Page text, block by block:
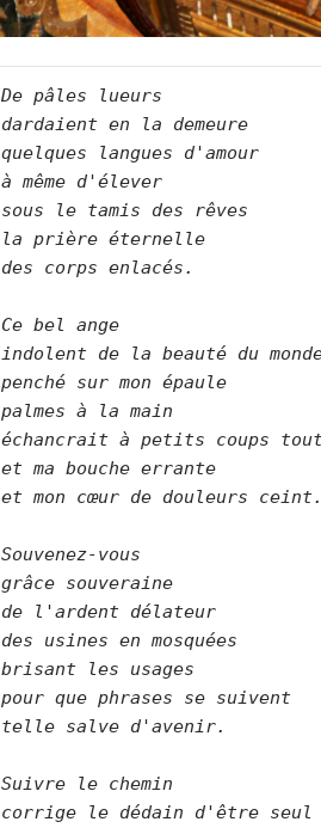
De pâles lueurs
dardaient en la demeure
quelques langues d'amour
à même d'élever
sous le tamis des rêves
la prière éternelle
des corps enlacés.
Ce bel ange
indolent de la beauté du
penché sur mon épaule
palmes à la main
échancrait à petits coups
et ma bouche errante
et mon cœur de douleurs
Souvenez-vous
grâce souveraine
de l'ardent délateur
des usines en mosquées
brisant les usages
pour que phrases se suivent
telle salve d'avenir.
Suivre le chemin
corrige le dédain d'être